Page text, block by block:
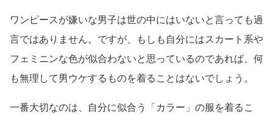
ワンピースが嫌いな男子は世の中にはいないと言っても過
言ではありません。ですが、もしも自分にはスカート系や
フェミニンな色が似合わないと思っているのであれば、何
も無理して男ウケするものを着ることはないでしょう。
一番大切なのは、自分に似合う「カラー」の服を着るこ